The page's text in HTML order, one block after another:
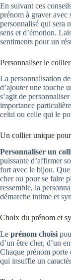
En suivant ces
prénom à graver avec
personnalisé qui sera
sens et d’émotion.
sentiments pour un
Personnaliser le
La personnalisation
d’ajouter une touche
s’agit de
importance
celui ou celle qui le
Un collier unique
Personnaliser un
puissante d’affirmer
fort avec le bijou.
cher ou pour se faire
ressemble, la
démarche intime et
Choix du prénom et
Le prénom choisi
d’un être cher, d’un
Chaque prénom
qui insuffle un